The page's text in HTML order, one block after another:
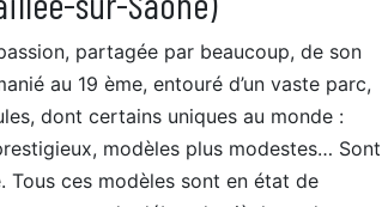
partagée par beaucoup, de son
au 19 ème, entouré d’un vaste parc,
dont certains uniques au monde :
modèles plus modestes… Sont
Tous ces modèles sont en état de